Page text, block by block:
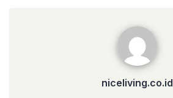
niceliving.co.id